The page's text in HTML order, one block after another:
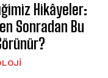
Hikâyeler:
Sonradan Bu